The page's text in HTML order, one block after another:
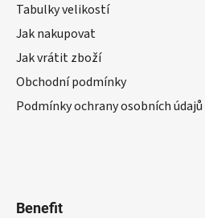
Tabulky velikostí
Jak nakupovat
Jak vrátit zboží
Obchodní podmínky
Podmínky ochrany osobních údajů
Benefit